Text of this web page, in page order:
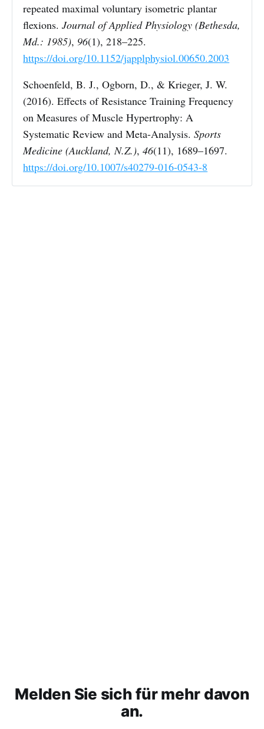
repeated maximal voluntary isometric plantar
flexions.Journal of Applied Physiology (Bethesda,
Md.: 1985), 96(1), 218–225.
https://doi.org/10.1152/japplphysiol.00650.2003
Schoenfeld, B. J., Ogborn, D., & Krieger, J. W.
(2016). Effects of Resistance Training Frequency
on Measures of Muscle Hypertrophy: A
Systematic Review and Meta-Analysis.Sports
Medicine (Auckland, N.Z.),46(11), 1689–1697.
https://doi.org/10.1007/s40279-016-0543-8
Melden Sie sich für mehr davon
an.